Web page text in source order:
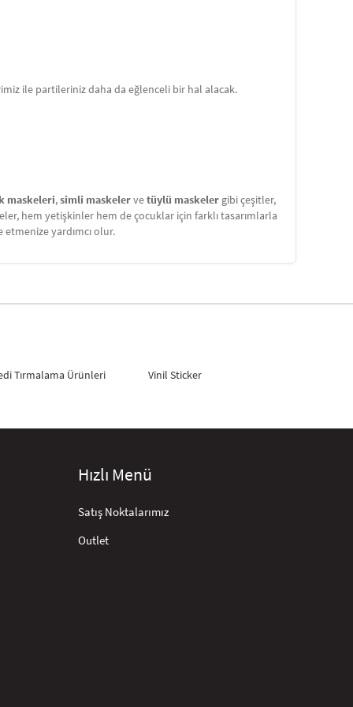
ile partileriniz daha da eğlenceli bir hal alacak.
maskeleri,simli maskelervetüylü maskeler gibi çeşitler,
hem yetişkinler hem de çocuklar için farklı tasarımlarla
yardımcı olur.
Tırmalama Ürünleri Vinil Sticker
Hızlı Menü
Satış Noktalarımız
Outlet